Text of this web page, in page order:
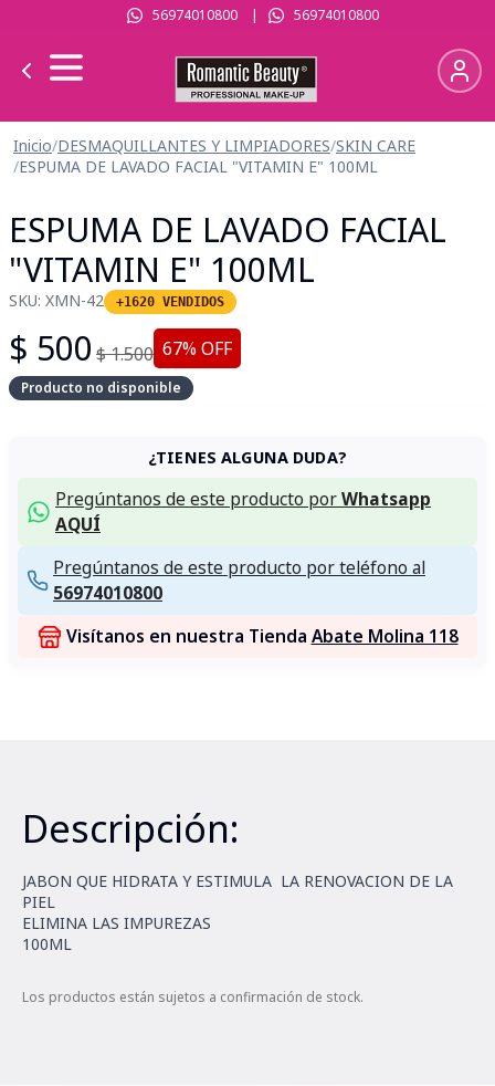
56974010800| 56974010800
Inicio/DESMAQUILLANTES Y LIMPIADORES/SKIN CARE
/ESPUMA DE LAVADO FACIAL "VITAMIN E" 100ML
ESPUMA DE LAVADO FACIAL
"VITAMIN E" 100ML
SKU: XMN-42 +1620 VENDIDOS
$ 500 $1.500 67% OFF
Producto no disponible
¿TIENES ALGUNA DUDA?
Pregúntanos de este producto porWhatsapp
AQUÍ
Pregúntanos de este producto por teléfono al
56974010800
Visítanos en nuestra Tienda Abate Molina 118
Descripción:
JABON QUE HIDRATA Y ESTIMULA LA RENOVACION DE LA
PIEL
ELIMINA LAS IMPUREZAS
100ML
Los productos están sujetos a confirmación de stock.